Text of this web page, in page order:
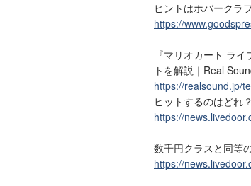
ヒントはホバークラ
https://
『マリオカート ラ
トを解説｜Real
https://realsound.jp/
ヒットするのはどれ
https://
数千円クラスと同等
https://